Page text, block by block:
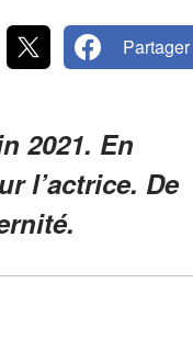
Partager
2021. En
l’actrice. De